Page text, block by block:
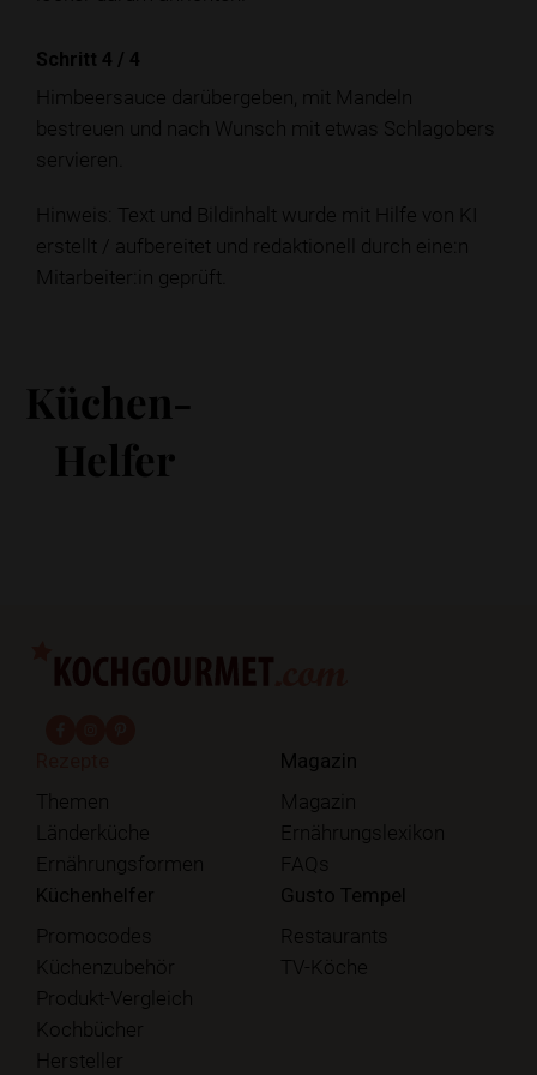
Schritt 4 / 4
Himbeersauce darübergeben, mit Mandeln
bestreuen und nach Wunsch mit etwas Schlagobers
servieren.
Hinweis: Text und Bildinhalt wurde mit Hilfe von KI
erstellt / aufbereitet und redaktionell durch eine:n
Mitarbeiter:in geprüft.
Küchen-
Helfer
Themen
Länderküche
Ernährungsformen
Magazin
Magazin
Ernährungslexikon
FAQs
Küchenhelfer
Promocodes
Küchenzubehör
Produkt-Vergleich
Kochbücher
Hersteller
Gusto Tempel
Restaurants
TV-Köche